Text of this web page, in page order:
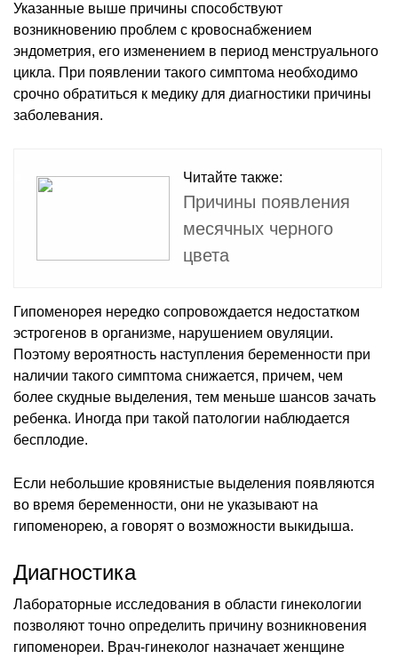
Указанные выше причины способствуют
возникновению проблем с кровоснабжением
эндометрия, его изменением в период менструального
цикла. При появлении такого симптома необходимо
срочно обратиться к медику для диагностики причины
заболевания.
Читайте также:
Причины появления
месячных черного
цвета
Гипоменорея нередко сопровождается недостатком
эстрогенов в организме, нарушением овуляции.
Поэтому вероятность наступления беременности при
наличии такого симптома снижается, причем, чем
более скудные выделения, тем меньше шансов зачать
ребенка. Иногда при такой патологии наблюдается
бесплодие.
Если небольшие кровянистые выделения появляются
во время беременности, они не указывают на
гипоменорею, а говорят о возможности выкидыша.
Диагностика
Лабораторные исследования в области гинекологии
позволяют точно определить причину возникновения
гипоменореи. Врач-гинеколог назначает женщине